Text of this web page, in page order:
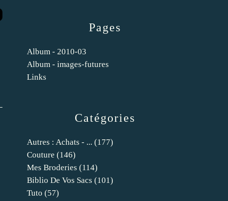
Catégories
Autres : Achats - ... (177)
Couture (146)
Mes Broderies (114)
Biblio De Vos Sacs (101)
Tuto (57)
Pages
Album - 2010-03
Album - images-futures
Links